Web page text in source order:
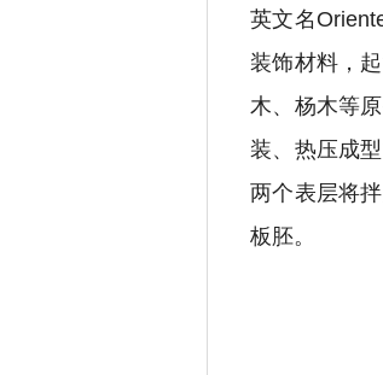
英文名
装饰材料，起
木、杨木等
装、热压成
两个表层将
板胚。